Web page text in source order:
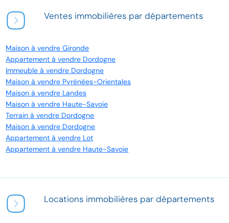
Ventes immobilières par départements
Maison à vendre Gironde
Appartement à vendre Dordogne
Immeuble à vendre Dordogne
Maison à vendre Pyrénées-Orientales
Maison à vendre Landes
Maison à vendre Haute-Savoie
Terrain à vendre Dordogne
Maison à vendre Dordogne
Appartement à vendre Lot
Appartement à vendre Haute-Savoie
Locations immobilières par départements